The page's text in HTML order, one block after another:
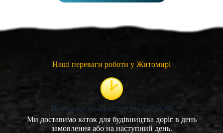
Наші переваги роботи у Житомирі
Швидка доставка грунтового катка
Ми доставимо каток для будівництва доріг в день
замовлення або на наступний день.